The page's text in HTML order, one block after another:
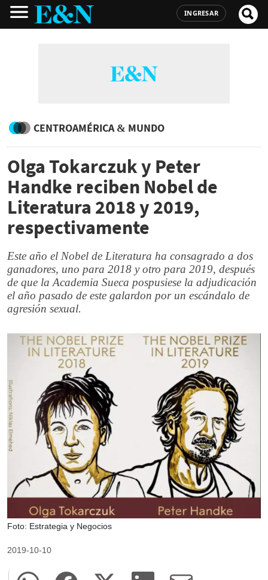
INGRESAR
CENTROAMÉRICA & MUNDO
Olga Tokarczuk y Peter
Handke reciben Nobel de
Literatura 2018 y 2019,
respectivamente
Este año el Nobel de Literatura ha consagrado a dos
ganadores, uno para 2018 y otro para 2019, después
de que la Academia Sueca pospusiese la adjudicación
el año pasado de este galardon por un escándalo de
agresión sexual.
Foto: Estrategia y Negocios
2019-10-10